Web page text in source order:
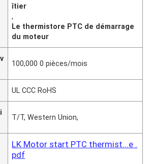
îtier
,
Le thermistore PTC de démarrage
du moteur
100,000 0 pièces/mois
UL CCC RoHS
T/T, Western Union,
LK Motor start PTC thermist...e .
pdf